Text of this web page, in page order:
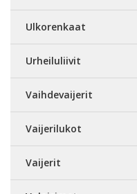
Ulkorenkaat
Urheiluliivit
Vaihdevaijerit
Vaijerilukot
Vaijerit